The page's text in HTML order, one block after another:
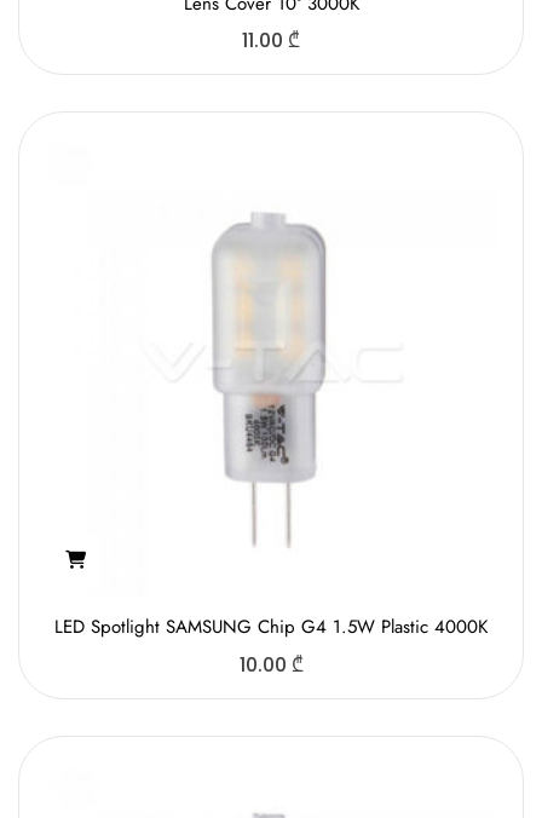
11.00 ₾
LED Spotlight SAMSUNG Chip G4 1.5W Plastic 4000K
10.00 ₾